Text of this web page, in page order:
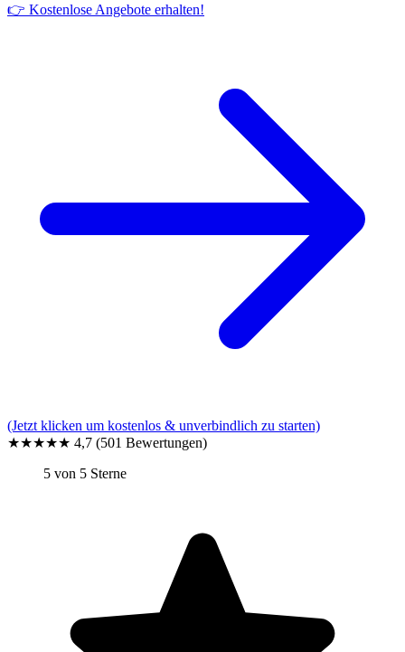
👉 Kostenlose Angebote erhalten!
(Jetzt klicken um kostenlos & unverbindlich zu starten)
★★★★★ 4,7 (501 Bewertungen)
5 von 5 Sterne